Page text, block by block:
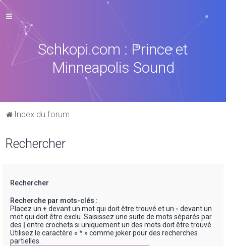
Schkopi.com : Prince et
Minneapolis Sound
Index du forum
Rechercher
Rechercher
Recherche par mots-clés :
Placez un + devant un mot qui doit être trouvé et un - devant un
mot qui doit être exclu. Saisissez une suite de mots séparés par
des
entre crochets si uniquement un des mots doit être trouvé.
Utilisez le caractère « * » comme joker pour des recherches
partielles.